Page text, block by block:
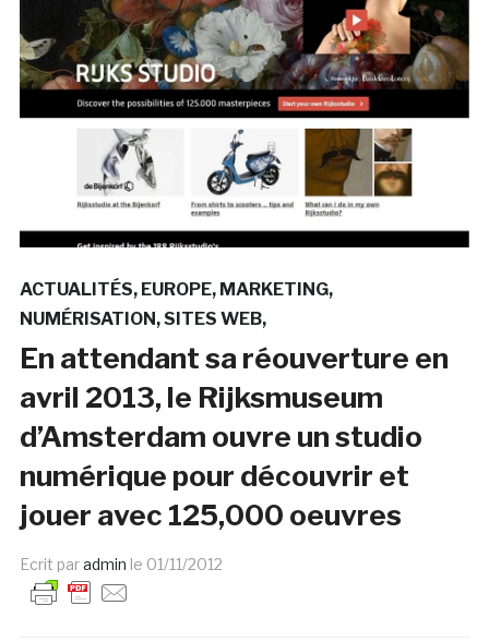
ACTUALITÉS EUROPE MARKETING
NUMÉRISATION SITES WEB
En attendant sa réouverture en
avril 2013, le Rijksmuseum
d’Amsterdam ouvre un studio
numérique pour découvrir et
jouer avec 125,000 oeuvres
Ecrit paradmin le 01/11/2012